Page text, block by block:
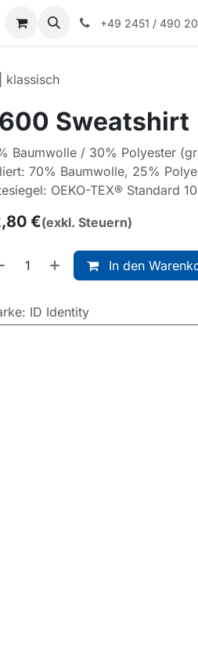
+49 2451 / 490
klassisch
Sweatshirt
Baumwolle / 30% Polyester
70% Baumwolle, 25%
OEKO-TEX® Standard
€(exkl. Steuern)
In den
: ID Identity